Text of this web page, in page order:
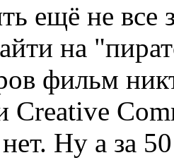
ещё не все
на
фильм
Creative
Ну а за